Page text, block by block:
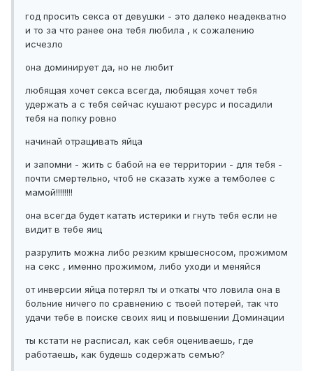
год просить секса от девушки - это далеко неадекватно
и то за что ранее она тебя любила , к сожалению
исчезло
она доминирует да, но не любит
любящая хочет секса всегда, любящая хочет тебя
удержать а с тебя сейчас кушают ресурс и посадили
тебя на попку ровно
начинай отращивать яйца
и запомни - жить с бабой на ее территории - для тебя -
почти смертельно, чтоб не сказать хуже а темболее с
мамой!!!!!!!!
она всегда будет катать истерики и гнуть тебя если не
видит в тебе яиц
разрулить можна либо резким крышесносом, прожимом
на секс , именно прожимом, либо уходи и меняйся
от инверсии яйца потерял ты и откаты что ловила она в
больние ничего по сравнению с твоей потерей, так что
удачи тебе в поиске своих яиц и повышении Доминации
ты кстати не расписал, как себя оцениваешь, где
работаешь, как будешь содержать семъю?